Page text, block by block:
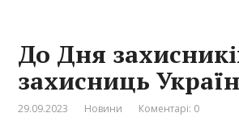
До Дня
захисниць
29.09.2023 Новини Коментарі: 0